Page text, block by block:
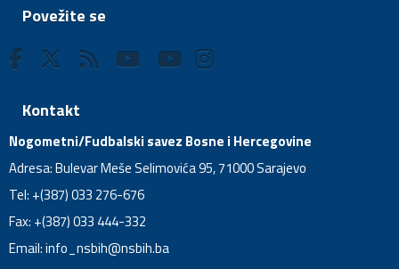
Povežite se
Kontakt
Nogometni/Fudbalski savez Bosne i Hercegovine
Adresa: Bulevar Meše Selimovića 95, 71000 Sarajevo
Tel: +(387) 033 276-676
Fax: +(387) 033 444-332
Email:info_nsbih@nsbih.ba